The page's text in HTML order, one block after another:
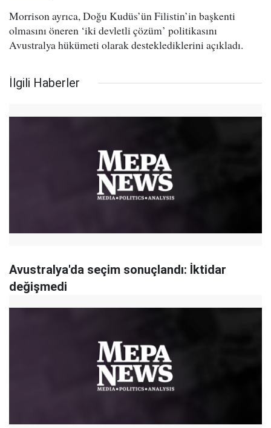
Morrison ayrıca, Doğu Kudüs’ün Filistin’in başkenti
olmasını öneren ‘iki devletli çözüm’ politikasını
Avustralya hükümeti olarak desteklediklerini açıkladı.
İlgili Haberler
Avustralya'da seçim sonuçlandı: İktidar
değişmedi